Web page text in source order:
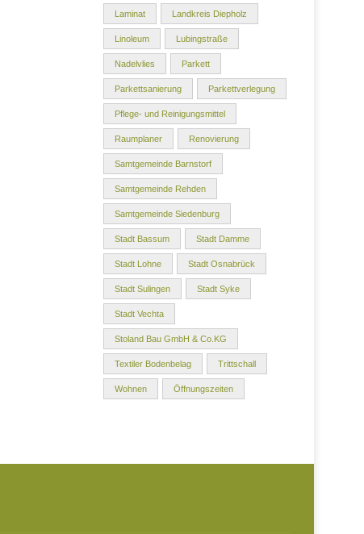
Laminat Landkreis Diepholz
Linoleum Lubingstraße
Nadelvlies Parkett
Parkettsanierung Parkettverlegung
Pflege- und Reinigungsmittel
Raumplaner Renovierung
Samtgemeinde Barnstorf
Samtgemeinde Rehden
Samtgemeinde Siedenburg
Stadt Bassum Stadt Damme
Stadt Lohne Stadt Osnabrück
Stadt Sulingen Stadt Syke
Stadt Vechta
Stoland Bau GmbH & Co.KG
Textiler Bodenbelag Trittschall
Wohnen Öffnungszeiten